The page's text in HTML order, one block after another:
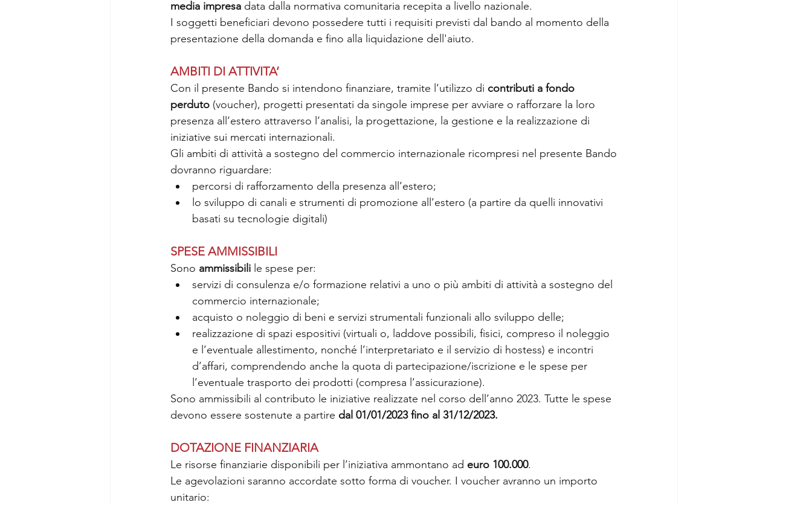
media impresa data dalla normativa comunitaria recepita a livello nazionale.
I soggetti beneficiari devono possedere tutti i requisiti previsti dal bando al momento della
presentazione della domanda e fino alla liquidazione dell'aiuto.
AMBITI DI ATTIVITA’
Con il presente Bando si intendono finanziare, tramite l’utilizzo di contributi a fondo
perduto (voucher), progetti presentati da singole imprese per avviare o rafforzare la loro
presenza all’estero attraverso l’analisi, la progettazione, la gestione e la realizzazione di
iniziative sui mercati internazionali.
Gli ambiti di attività a sostegno del commercio internazionale ricompresi nel presente Bando
dovranno riguardare:
percorsi di rafforzamento della presenza all’estero;
lo sviluppo di canali e strumenti di promozione all’estero (a partire da quelli innovativi
basati su tecnologie digitali)
SPESE AMMISSIBILI
Sono ammissibili le spese per:
servizi di consulenza e/o formazione relativi a uno o più ambiti di attività a sostegno del
commercio internazionale;
acquisto o noleggio di beni e servizi strumentali funzionali allo sviluppo delle;
realizzazione di spazi espositivi (virtuali o, laddove possibili, fisici, compreso il noleggio
e l’eventuale allestimento, nonché l’interpretariato e il servizio di hostess) e incontri
d’affari, comprendendo anche la quota di partecipazione/iscrizione e le spese per
l’eventuale trasporto dei prodotti (compresa l’assicurazione).
Sono ammissibili al contributo le iniziative realizzate nel corso dell’anno 2023. Tutte le spese
devono essere sostenute a partire dal 01/01/2023 fino al 31/12/2023.
DOTAZIONE FINANZIARIA
Le risorse finanziarie disponibili per l’iniziativa ammontano ad euro 100.000.
Le agevolazioni saranno accordate sotto forma di voucher. I voucher avranno un importo
unitario: